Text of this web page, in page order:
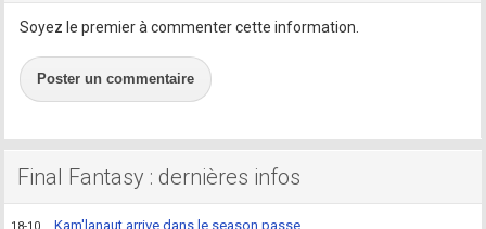
Soyez le premier à commenter cette information.
Poster un commentaire
Final Fantasy : dernières infos
Kam'lanaut arrive dans le season passe